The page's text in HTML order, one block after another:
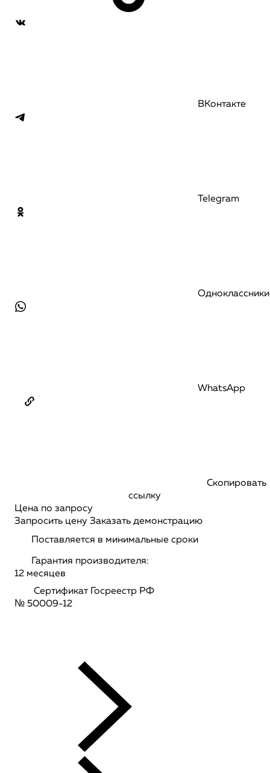
ВКонтакте
Telegram
Одноклассники
WhatsApp
Скопировать
ссылку
Цена по запросу
Запросить цену Заказать демонстрацию
Поставляется в минимальные сроки
Гарантия производителя:
12 месяцев
Сертификат Госреестр РФ
№ 50009-12